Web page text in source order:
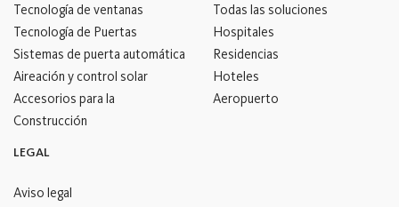
Tecnología de ventanas
Tecnología de Puertas
Sistemas de puerta automática
Aireación y control solar
Accesorios para la
Construcción
Todas las soluciones
Hospitales
Residencias
Hoteles
Aeropuerto
LEGAL
Aviso legal